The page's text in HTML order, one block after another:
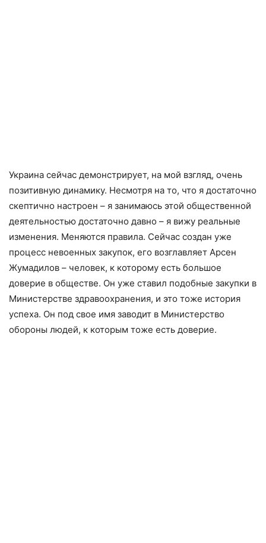
Украина сейчас демонстрирует, на мой взгляд, очень
позитивную динамику. Несмотря на то, что я достаточно
скептично настроен – я занимаюсь этой общественной
деятельностью достаточно давно – я вижу реальные
изменения. Меняются правила. Сейчас создан уже
процесс невоенных закупок, его возглавляет Арсен
Жумадилов – человек, к которому есть большое
доверие в обществе. Он уже ставил подобные закупки в
Министерстве здравоохранения, и это тоже история
успеха. Он под свое имя заводит в Министерство
обороны людей, к которым тоже есть доверие.